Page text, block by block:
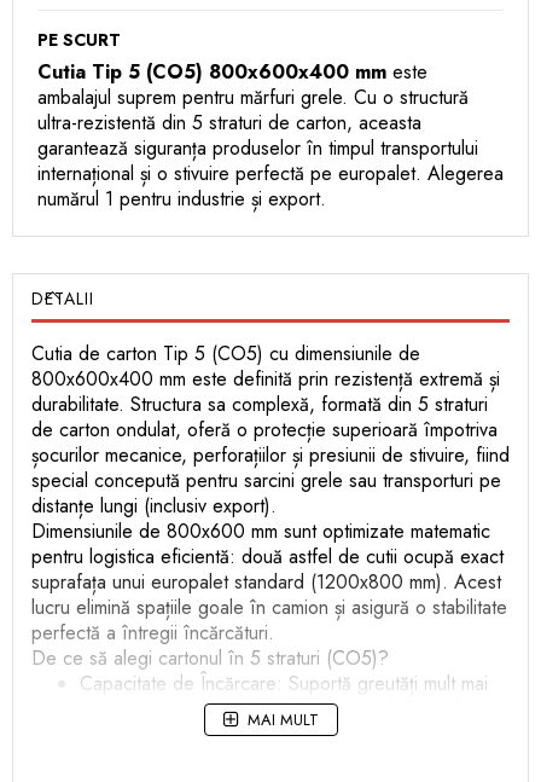
PE SCURT
Cutia Tip 5 (CO5) 800x600x400 mm este
ambalajul suprem pentru mărfuri grele. Cu o structură
ultra-rezistentă din 5 straturi de carton, aceasta
garantează siguranța produselor în timpul transportului
internațional și o stivuire perfectă pe europalet. Alegerea
numărul 1 pentru industrie și export.
DETALII
Cutia de carton Tip 5 (CO5) cu dimensiunile de
800x600x400 mm este definită prin rezistență extremă și
durabilitate. Structura sa complexă, formată din 5 straturi
de carton ondulat, oferă o protecție superioară împotriva
șocurilor mecanice, perforațiilor și presiunii de stivuire, fiind
special concepută pentru sarcini grele sau transporturi pe
distanțe lungi (inclusiv export).
Dimensiunile de 800x600 mm sunt optimizate matematic
pentru logistica eficientă: două astfel de cutii ocupă exact
suprafața unui europalet standard (1200x800 mm). Acest
lucru elimină spațiile goale în camion și asigură o stabilitate
perfectă a întregii încărcături.
De ce să alegi cartonul în 5 straturi (CO5)?
Capacitate de Încărcare: Suportă greutăți mult mai
mari decât cutiile standard, fără a se deforma la
MAI MULT